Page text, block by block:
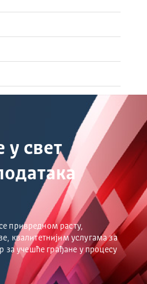
у свет
привредном расту,
квалитетнијим услугама за
за учешће грађане у процесу